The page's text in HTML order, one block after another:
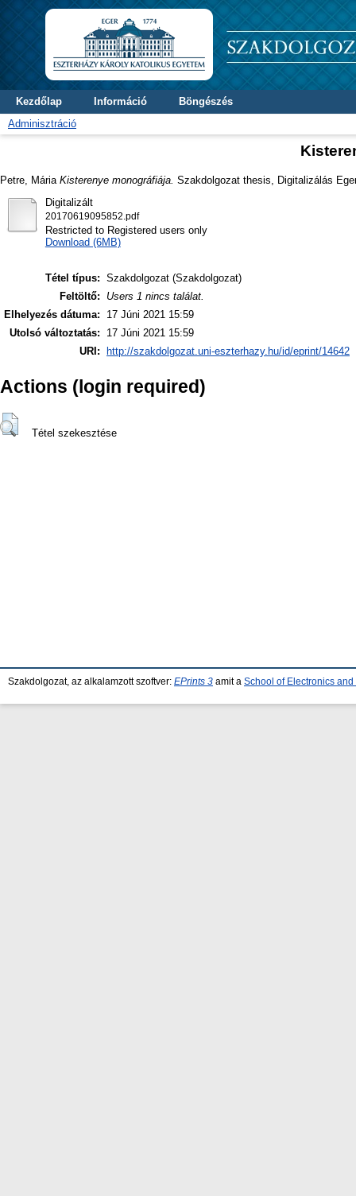
Kezdőlap Információ
Böngészés
Adminisztráció
Petre, Mária Kisterenye monográfiája. Szakdolgozat thesis, Digitalizálás
Digitalizált
20170619095852.pdf
Restricted to Registered users only
Download (6MB)
Tétel típus: Szakdolgozat (Szakdolgozat)
Feltöltő:
Users 1 nincs találat.
Elhelyezés dátuma:
17 Júni 2021 15:59
Utolsó változtatás:
17 Júni 2021 15:59
URI:
http://szakdolgozat.uni-eszterhazy.hu/id/eprint/14642
Actions (login required)
Tétel szekesztése
Szakdolgozat, az alkalamzott szoftver: EPrints 3 amit a School of Electronics